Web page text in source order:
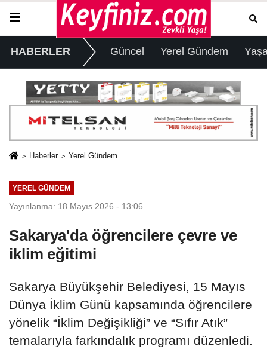
HABERLER Güncel Yerel Gündem
Haberler Yerel Gündem
YEREL GÜNDEM
Yayınlanma: 18 Mayıs 2026 - 13:06
Sakarya'da öğrencilere çevre ve
iklim eğitimi
Sakarya Büyükşehir Belediyesi, 15 Mayıs
Dünya İklim Günü kapsamında öğrencilere
yönelik “İklim Değişikliği” ve “Sıfır Atık”
temalarıyla farkındalık programı düzenledi.